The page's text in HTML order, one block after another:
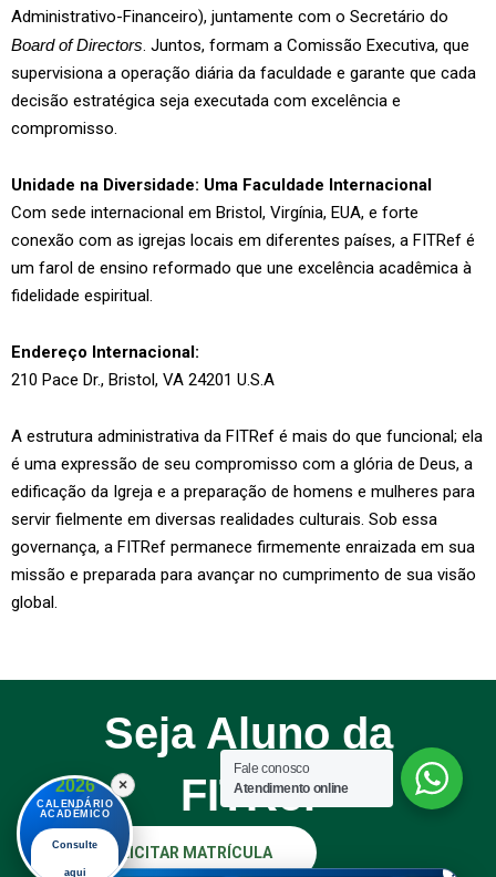
Administrativo-Financeiro), juntamente com o Secretário do
Board of Directors . Juntos, formam a Comissão Executiva, que
supervisiona a operação diária da faculdade e garante que cada
decisão estratégica seja executada com excelência e
compromisso.
Unidade na Diversidade: Uma Faculdade Internacional
Com sede internacional em Bristol, Virgínia, EUA, e forte
conexão com as igrejas locais em diferentes países, a FITRef é
um farol de ensino reformado que une excelência acadêmica à
fidelidade espiritual.
Endereço Internacional:
210 Pace Dr., Bristol, VA 24201 U.S.A
A estrutura administrativa da FITRef é mais do que funcional; ela
é uma expressão de seu compromisso com a glória de Deus, a
edificação da Igreja e a preparação de homens e mulheres para
servir fielmente em diversas realidades culturais. Sob essa
governança, a FITRef permanece firmemente enraizada em sua
missão e preparada para avançar no cumprimento de sua visão
global.
Seja Aluno da
FITRef
SOLICITAR MATRÍCULA
×
×
2026
CALENDÁRIO
ACADÊMICO
Consulte
aqui
Fale conosco
Atendimento online